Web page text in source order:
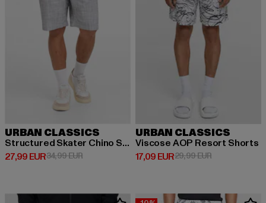
URBAN CLASSICS
Structured Skater Chino Shorts
27,99 EUR
Derzeitiger Preis: 27,99 EUR
34,99 EURAktionspreis: 34,99 EUR
URBAN CLASSICS
Viscose AOP Resort Shorts
17,09 EUR
Derzeitiger Preis: 17,09 EUR
29,99 EURAktionspreis: